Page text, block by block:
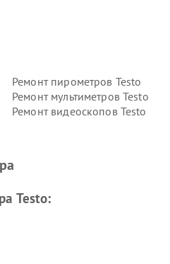
Ремонт пирометров Testo
Ремонт мультиметров Testo
Ремонт видеоскопов Testo
Testo: